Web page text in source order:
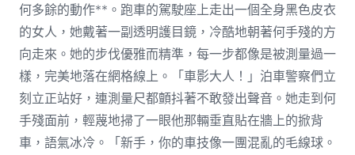
何多餘的動作**。跑車的駕駛座上走出一個全身黑色皮衣
的女人，她戴著一副透明護目鏡，冷酷地朝著何手殘的方
向走來。她的步伐優雅而精準，每一步都像是被測量過一
樣，完美地落在網格線上。「車影大人！」泊車警察們立
刻立正站好，連測量尺都顫抖著不敢發出聲音。她走到何
手殘面前，輕蔑地掃了一眼他那輛垂直貼在牆上的掀背
車，語氣冰冷。「新手，你的車技像一團混亂的毛線球。